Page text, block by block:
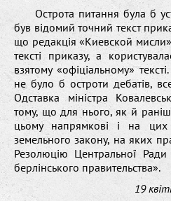
Острота питання була б
був відомий точний текст
що редакція «Киевской
тексті приказу, а
взятому «офіціальному»
не було б остроти дебатів,
Одставка міністра
тому, що для нього, як й
цьому напрямкові і на
земельного закону, на яких
Резолюцію Центральної
берлінського правительства».
19